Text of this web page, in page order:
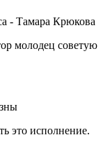
- Тамара Крюкова
молодец советую
это исполнение.